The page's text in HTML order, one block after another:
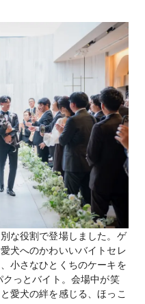
な役割で登場しました。ゲ
犬へのかわいいバイトセレ
小さなひとくちのケーキを
っとバイト。会場中が笑
愛犬の絆を感じる、ほっこ